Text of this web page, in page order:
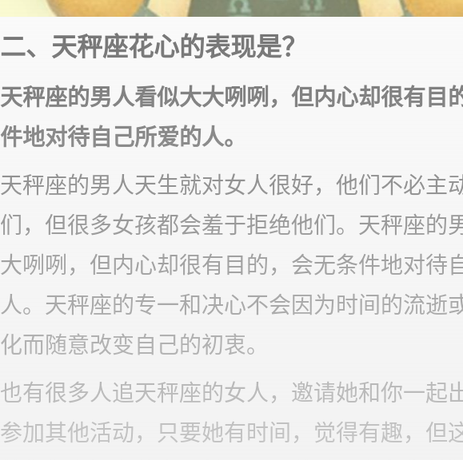
二、天秤座花心的表现是？
天秤座的男人看似大大咧咧，但内心却很有目
件地对待自己所爱的人。
天秤座的男人天生就对女人很好，他们不必主
们，但很多女孩都会羞于拒绝他们。天秤座的
大咧咧，但内心却很有目的，会无条件地对待
人。天秤座的专一和决心不会因为时间的流逝
化而随意改变自己的初衷。
也有很多人追天秤座的女人，邀请她和你一起
参加其他活动，只要她有时间，觉得有趣，但